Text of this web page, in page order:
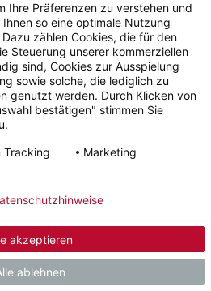
platzieren
Ihre Präferenzen zu verstehen und
so eine optimale Nutzung
zählen Cookies, die für den
Steuerung unserer kommerziellen
sind, Cookies zur Ausspielung
sowie solche, die lediglich zu
genutzt werden. Durch Klicken von
bestätigen" stimmen Sie
Tracking
Marketing
akzeptieren
ablehnen